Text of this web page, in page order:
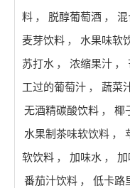
料 ， 脱醇葡萄酒 ， 混
麦芽饮料 ， 水果味软
苏打水 ， 浓缩果汁 ，
工过的葡萄汁 ， 蔬菜
无酒精碳酸饮料 ， 椰
水果制茶味软饮料 ，
软饮料 ， 加味水 ， 加
番茄汁饮料 ， 低卡路